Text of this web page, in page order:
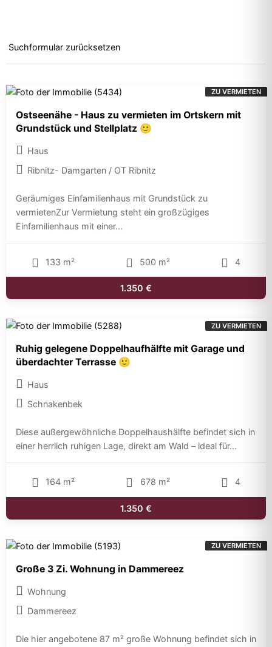
Suchformular zurücksetzen
Ostseenähe - Haus zu vermieten im Ortskern mit
Grundstück und Stellplatz 🙂
Haus
Ribnitz- Damgarten / OT Ribnitz
Geräumiges Einfamilienhaus mit Grundstück zu
vermietenZur Vermietung steht ein großzügiges
Einfamilienhaus mit einer...
133 m² 500 m² 4
1.350 €
ZU VERMIETEN
Ruhig gelegene Doppelhaufhälfte mit Garage und
überdachter Terrasse 🙂
Haus
Schnakenbek
Diese außergewöhnliche Doppelhaushälfte befindet sich in
einer herrlich ruhigen Lage, direkt am Wald – ideal für...
164 m² 678 m² 4
1.350 €
ZU VERMIETEN
Große 3 Zi. Wohnung in Dammereez
Wohnung
Dammereez
Die hier angebotene 87 m² große Wohnung befindet sich in
ZU VERMIETEN